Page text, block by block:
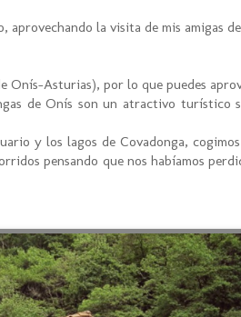
la visita de mis amigas
Asturias), por lo que puedes
de Onís son un atractivo turístico
y los lagos de Covadonga,
pensando que nos habíamos